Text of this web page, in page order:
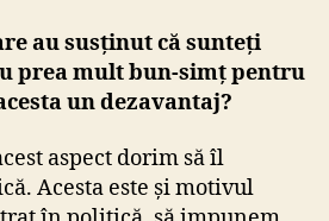
au susținut că sunteți
prea mult bun-simț pentru
un dezavantaj?
aspect dorim să îl
Acesta este și motivul